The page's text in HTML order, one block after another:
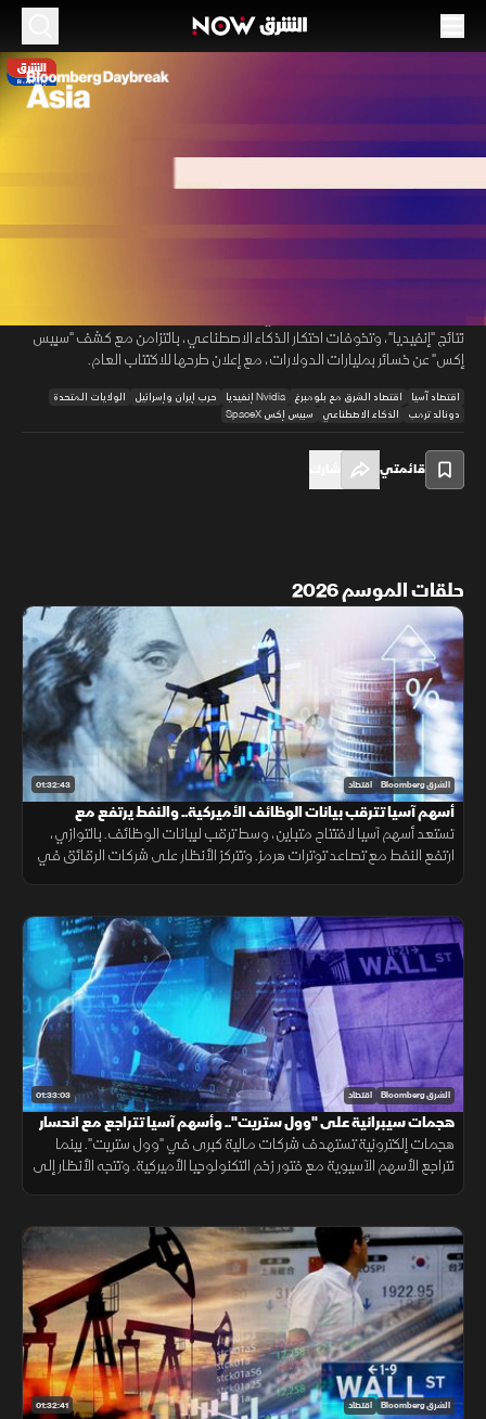
أسواق آسيا تمتص صدمة "إنفيديا" وتتحوط ببوادر
اتفاق أميركا وإيران
21 مايو 2026 01:33:34 اقتصاد
نتائج "إنفيديا"، وتخوفات احتكار الذكاء الاصطناعي، بالتزامن مع كشف "سبيس
إكس" عن خسائر بمليارات الدولارات، مع إعلان طرحها للاكتتاب العام.
اقتصاد آسيا اقتصاد الشرق مع بلومبرغ Nvidia إنفيديا حرب إيران وإسرائيل
الولايات المتحدة
دونالد ترمب
الذكاء الاصطناعي سبيس إكس SpaceX
قائمتي
حلقات الموسم 2026
01:32:43 الشرق Bloomberg اقتصاد
أسهم آسيا تترقب بيانات الوظائف الأميركية.. والنفط يرتفع مع
توترات "هرمز"
تستعد أسهم آسيا لافتتاح متباين، وسط ترقب لبيانات الوظائف. بالتوازي،
ارتفع النفط مع تصاعد توترات هرمز. وتتركز الأنظار على شركات الرقائق في
01:33:03 الشرق Bloomberg اقتصاد
هجمات سيبرانية على "وول ستريت".. وأسهم آسيا تتراجع مع انحسار
زخم التكنولوجيا
هجمات إلكترونية تستهدف شركات مالية كبرى في "وول ستريت". بينما
تتراجع الأسهم الآسيوية مع فتور زخم التكنولوجيا الأميركية. وتتجه الأنظار إلى
01:32:41 الشرق Bloomberg اقتصاد